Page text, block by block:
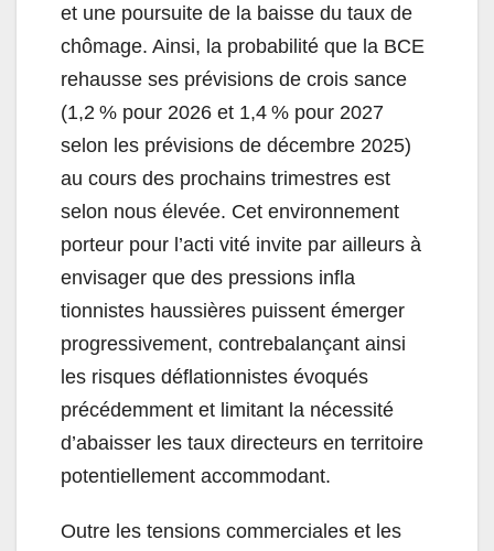
et une poursuite de la baisse du taux de
chômage. Ainsi, la probabilité que la BCE
rehausse ses prévisions de crois sance
(1,2 % pour 2026 et 1,4 % pour 2027
selon les prévisions de décembre 2025)
au cours des prochains trimestres est
selon nous élevée. Cet environnement
porteur pour l’acti vité invite par ailleurs à
envisager que des pressions infla
tionnistes haussières puissent émerger
progressivement, contrebalançant ainsi
les risques déflationnistes évoqués
précédemment et limitant la nécessité
d’abaisser les taux directeurs en territoire
potentiellement accommodant.
Outre les tensions commerciales et les